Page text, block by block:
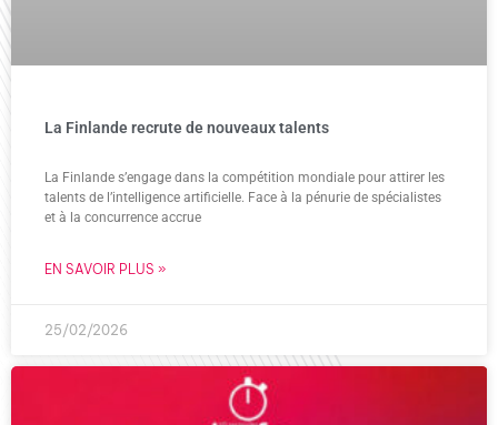
La Finlande recrute de nouveaux talents
La Finlande s’engage dans la compétition mondiale pour attirer les
talents de l’intelligence artificielle. Face à la pénurie de spécialistes
et à la concurrence accrue
EN SAVOIR PLUS »
25/02/2026